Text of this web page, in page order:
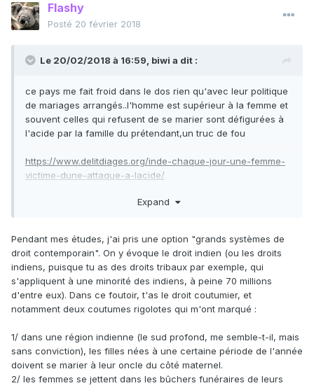
Flashy
Posté 20 février 2018
Le 20/02/2018 à 16:59, biwi a dit :
ce pays me fait froid dans le dos rien qu'avec leur politique
de mariages arrangés..l'homme est supérieur à la femme et
souvent celles qui refusent de se marier sont défigurées à
l'acide par la famille du prétendant,un truc de fou
https://www.delitdiages.org/inde-chaque-jour-une-femme-
victime-dune-attaque-a-lacide/
Expand
Pendant mes études, j'ai pris une option "grands systèmes de
droit contemporain". On y évoque le droit indien (ou les droits
indiens, puisque tu as des droits tribaux par exemple, qui
s'appliquent à une minorité des indiens, à peine 70 millions
d'entre eux). Dans ce foutoir, t'as le droit coutumier, et
notamment deux coutumes rigolotes qui m'ont marqué :
1/ dans une région indienne (le sud profond, me semble-t-il, mais
sans conviction), les filles nées à une certaine période de l'année
doivent se marier à leur oncle du côté maternel.
2/ les femmes se jettent dans les bûchers funéraires de leurs